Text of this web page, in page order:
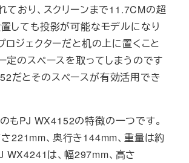
ており、スクリーンまで11.7CMの超
しても投影が可能なモデルになり
ロジェクターだと机の上に置くこと
定のスペースを取ってしまうのです
だとそのスペースが有効活用でき
もPJ WX4152の特徴の一つです。
221mm、奥行き144mm、重量は約
WX4241は、幅297mm、高さ